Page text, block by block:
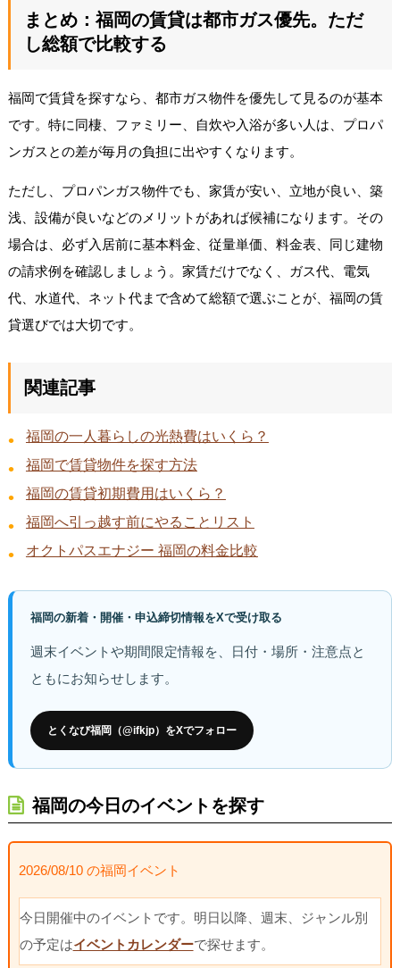
まとめ：福岡の賃貸は都市ガス優先。ただ
し総額で比較する
福岡で賃貸を探すなら、都市ガス物件を優先して見るのが基本
です。特に同棲、ファミリー、自炊や入浴が多い人は、プロパ
ンガスとの差が毎月の負担に出やすくなります。
ただし、プロパンガス物件でも、家賃が安い、立地が良い、築
浅、設備が良いなどのメリットがあれば候補になります。その
場合は、必ず入居前に基本料金、従量単価、料金表、同じ建物
の請求例を確認しましょう。家賃だけでなく、ガス代、電気
代、水道代、ネット代まで含めて総額で選ぶことが、福岡の賃
貸選びでは大切です。
関連記事
福岡の一人暮らしの光熱費はいくら？
福岡で賃貸物件を探す方法
福岡の賃貸初期費用はいくら？
福岡へ引っ越す前にやることリスト
オクトパスエナジー 福岡の料金比較
福岡の新着・開催・申込締切情報をXで受け取る
週末イベントや期間限定情報を、日付・場所・注意点と
ともにお知らせします。
とくなび福岡（@ifkjp）をXでフォロー
福岡の今日のイベントを探す
2026/08/10 の福岡イベント
今日開催中のイベントです。明日以降、週末、ジャンル別
の予定はイベントカレンダーで探せます。